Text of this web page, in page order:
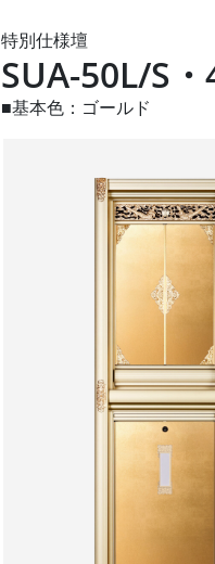
特別仕様壇
SUA-50L/S
■基本色：ゴールド